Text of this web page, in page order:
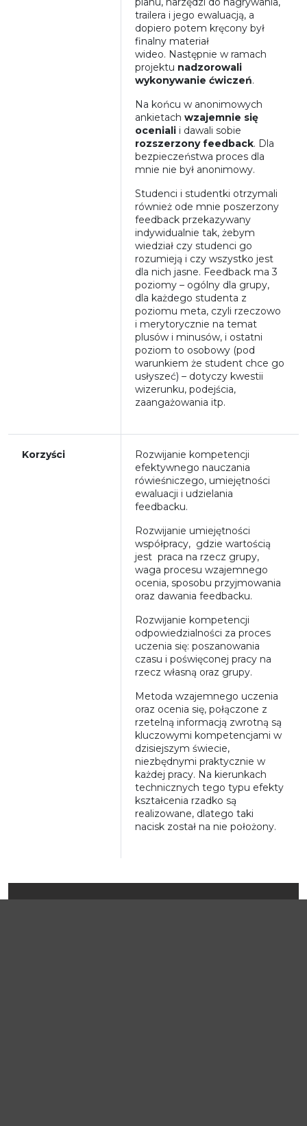
trailera i jego ewaluacją, a
dopiero potem kręcony był
finalny materiał
wideo. Następnie w ramach
projektu nadzorowali
wykonywanie ćwiczeń.
Na końcu w anonimowych
ankietach wzajemnie się
oceniali i dawali sobie
rozszerzony feedback. Dla
bezpieczeństwa proces dla
mnie nie był anonimowy.
Studenci i studentki otrzymali
również ode mnie poszerzony
feedback przekazywany
indywidualnie tak, żebym
wiedział czy studenci go
rozumieją i czy wszystko jest
dla nich jasne. Feedback ma 3
poziomy – ogólny dla grupy,
dla każdego studenta z
poziomu meta, czyli rzeczowo
i merytorycznie na temat
plusów i minusów, i ostatni
poziom to osobowy (pod
warunkiem że student chce go
usłyszeć) – dotyczy kwestii
wizerunku, podejścia,
zaangażowania itp.
Korzyści
Rozwijanie kompetencji
efektywnego nauczania
rówieśniczego, umiejętności
ewaluacji i udzielania
feedbacku.
Rozwijanie umiejętności
współpracy, gdzie wartością
jest praca na rzecz grupy,
waga procesu wzajemnego
ocenia, sposobu przyjmowania
oraz dawania feedbacku.
Rozwijanie kompetencji
odpowiedzialności za proces
uczenia się: poszanowania
czasu i poświęconej pracy na
rzecz własną oraz grupy.
Metoda wzajemnego uczenia
oraz ocenia się, połączone z
rzetelną informacją zwrotną są
kluczowymi kompetencjami w
dzisiejszym świecie,
niezbędnymi praktycznie w
każdej pracy. Na kierunkach
technicznych tego typu efekty
kształcenia rzadko są
realizowane, dlatego taki
nacisk został na nie położony.